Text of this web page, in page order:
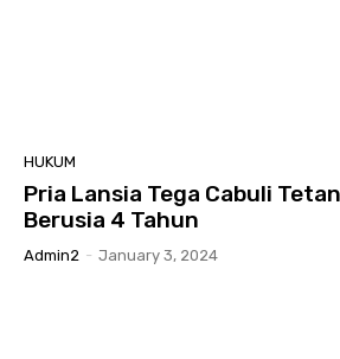
HUKUM
Pria Lansia Tega Cabuli
Berusia 4 Tahun
Admin2 - January 3, 2024